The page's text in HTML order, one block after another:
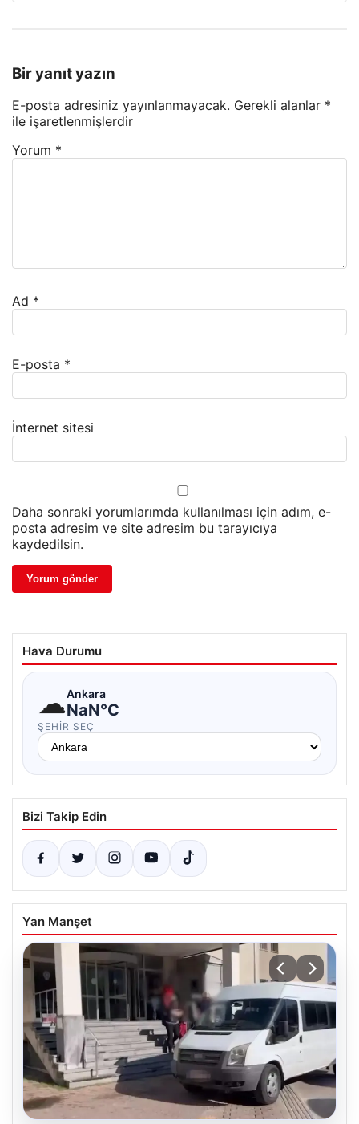
Bir yanıt yazın
E-posta adresiniz yayınlanmayacak. Gerekli alanlar *
ile işaretlenmişlerdir
Yorum *
Ad *
E-posta *
İnternet sitesi
Daha sonraki yorumlarımda kullanılması için adım, e-
posta adresim ve site adresim bu tarayıcıya
kaydedilsin.
Hava Durumu
☁Ankara
NaN°C
ŞEHIR SEÇ
Bizi Takip Edin
Yan Manşet